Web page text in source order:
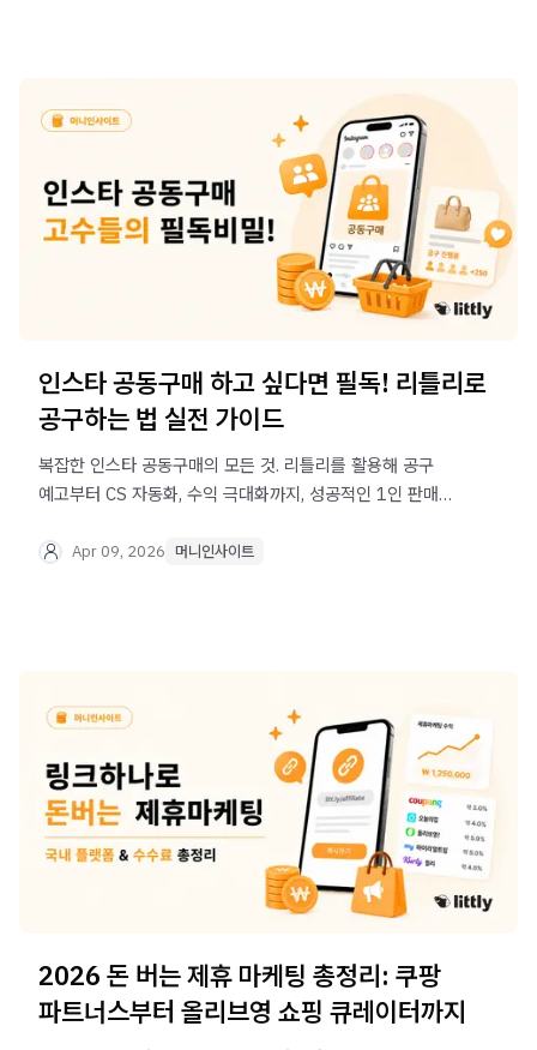
인스타 공동구매 하고 싶다면 필독! 리틀리로
공구하는 법 실전 가이드
복잡한 인스타 공동구매의 모든 것. 리틀리를 활용해 공구
예고부터 CS 자동화, 수익 극대화까지, 성공적인 1인 판매를
Apr 09, 2026 머니인사이트
2026 돈 버는 제휴 마케팅 총정리: 쿠팡
파트너스부터 올리브영 쇼핑 큐레이터까지